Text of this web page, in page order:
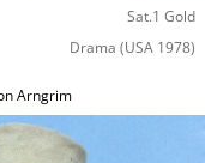
Sat.1 Gold
Drama (USA 1978)
Arngrim